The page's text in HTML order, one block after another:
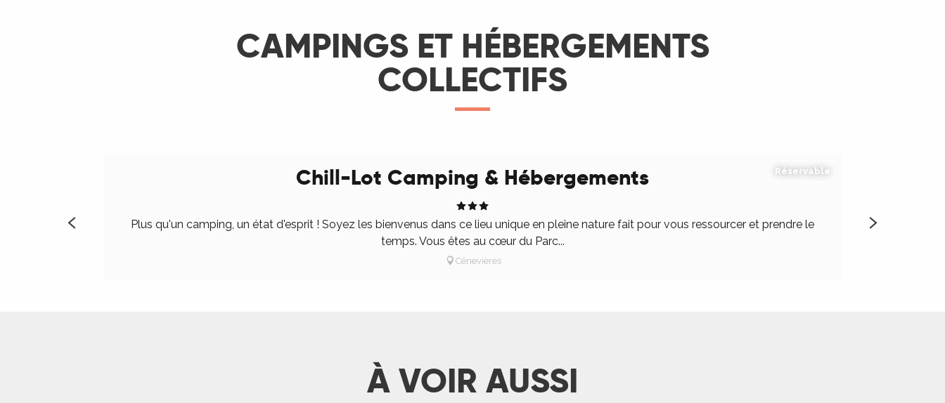
CAMPINGS ET HÉBERGEMENTS
COLLECTIFS
Chill-Lot Camping & Hébergements
Plus qu'un camping, un état d'esprit ! Soyez les bienvenus dans ce lieu unique en pleine nature fait pour vous ressourcer et prendre le
temps. Vous êtes au cœur du Parc...
Cénevières
Réservable
Situé dans une
À VOIR AUSSI